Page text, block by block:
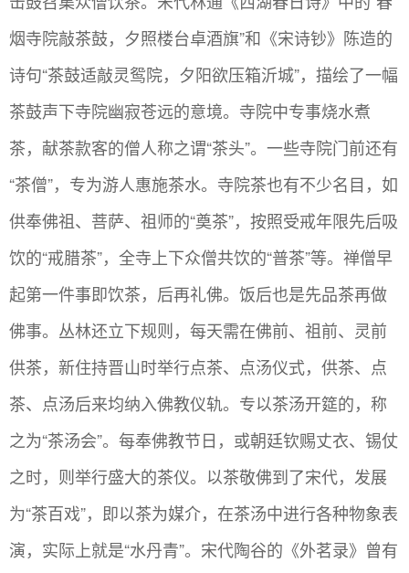
烟寺院敲茶鼓，夕照楼台卓酒旗”和《宋诗钞》陈造的
诗句“茶鼓适敲灵鸳院，夕阳欲压箱沂城”，描绘了一幅
茶鼓声下寺院幽寂苍远的意境。寺院中专事烧水煮
茶，献茶款客的僧人称之谓“茶头”。一些寺院门前还有
“茶僧”，专为游人惠施茶水。寺院茶也有不少名目，如
供奉佛祖、菩萨、祖师的“奠茶”，按照受戒年限先后吸
饮的“戒腊茶”，全寺上下众僧共饮的“普茶”等。禅僧早
起第一件事即饮茶，后再礼佛。饭后也是先品茶再做
佛事。丛林还立下规则，每天需在佛前、祖前、灵前
供茶，新住持晋山时举行点茶、点汤仪式，供茶、点
茶、点汤后来均纳入佛教仪轨。专以茶汤开筵的，称
之为“茶汤会”。每奉佛教节日，或朝廷钦赐丈衣、锡仗
之时，则举行盛大的茶仪。以茶敬佛到了宋代，发展
为“茶百戏”，即以茶为媒介，在茶汤中进行各种物象表
演，实际上就是“水丹青”。宋代陶谷的《外茗录》曾有